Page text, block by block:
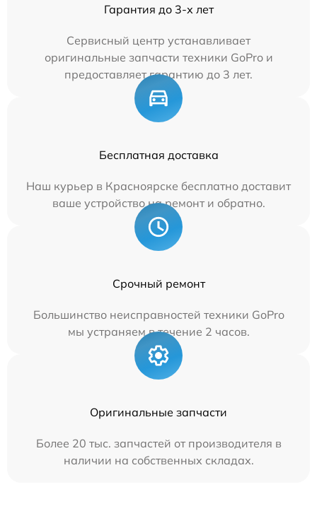
Гарантия до 3-х лет
Сервисный центр устанавливает
оригинальные запчасти техники GoPro и
предоставляет гарантию до 3 лет.
Бесплатная доставка
Наш курьер в Красноярске бесплатно доставит
ваше устройство на ремонт и обратно.
Срочный ремонт
Большинство неисправностей техники GoPro
мы устраняем в течение 2 часов.
Оригинальные запчасти
Более 20 тыс. запчастей от производителя в
наличии на собственных складах.